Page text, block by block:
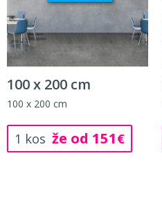
100 x 200 cm
100 x 200 cm
1 kos že od 151 €